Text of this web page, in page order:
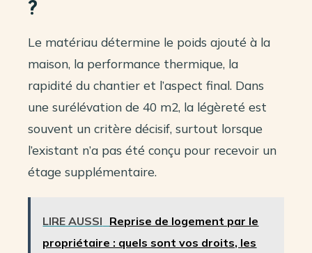
?
Le matériau détermine le poids ajouté à la
maison, la performance thermique, la
rapidité du chantier et l’aspect final. Dans
une surélévation de 40 m2, la légèreté est
souvent un critère décisif, surtout lorsque
l’existant n’a pas été conçu pour recevoir un
étage supplémentaire.
LIRE AUSSI Reprise de logement par le
propriétaire : quels sont vos droits, les